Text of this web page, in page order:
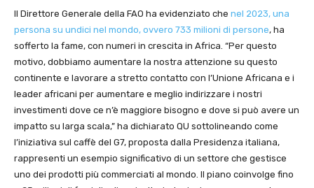
Il Direttore Generale della FAO ha evidenziato che nel 2023, una
persona su undici nel mondo, ovvero 733 milioni di persone, ha
sofferto la fame, con numeri in crescita in Africa. “Per questo
motivo, dobbiamo aumentare la nostra attenzione su questo
continente e lavorare a stretto contatto con l’Unione Africana e i
leader africani per aumentare e meglio indirizzare i nostri
investimenti dove ce n’è maggiore bisogno e dove si può avere un
impatto su larga scala,” ha dichiarato QU sottolineando come
l’iniziativa sul caffè del G7, proposta dalla Presidenza italiana,
rappresenti un esempio significativo di un settore che gestisce
uno dei prodotti più commerciati al mondo. Il piano coinvolge fino